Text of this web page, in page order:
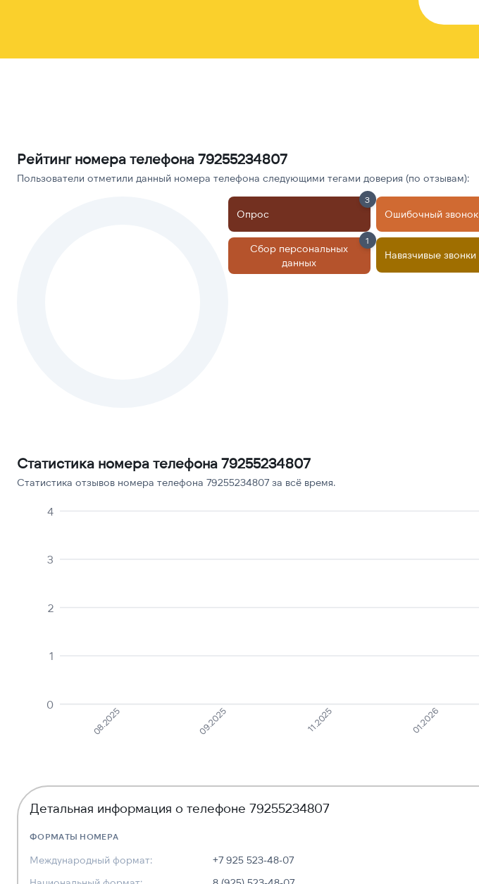
Рейтинг номера телефона 79255234807
Пользователи отметили данный номера телефона следующими тегами доверия (по отзывам):
Опрос
3
Ошибочный звонок
Сбор персональных
данных
1
Навязчивые звонки
Статистика номера телефона 79255234807
Статистика отзывов номера телефона 79255234807 за всё время.
0
1
2
3
4
08.2025 09.2025 11.2025 01.2026
Детальная информация о телефоне 79255234807
ФОРМАТЫ НОМЕРА
Международный формат:
+7 925 523-48-07